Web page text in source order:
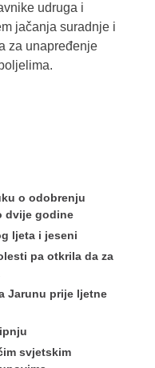
udruga i
jačanja suradnje i
za unapređenje
o odobrenju
dvije godine
ljeta i jeseni
pa otkrila da za
Jarunu prije ljetne
svjetskim